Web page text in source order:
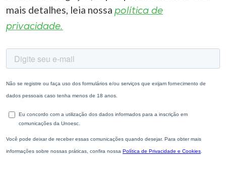
mais detalhes, leia nossa política de
privacidade.